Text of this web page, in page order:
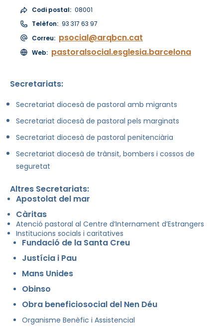
Codi postal: 08001
Telèfon: 93 317 63 97
Correu: psocial@arqbcn.cat
Web: pastoralsocial.esglesia.barcelona
Secretariats:
Secretariat diocesà de pastoral amb migrants
Secretariat diocesà de pastoral pels marginats
Secretariat diocesà de pastoral penitenciària
Secretariat diocesà de trànsit, bombers i cossos de
seguretat
Altres Secretariats:
Apostolat del mar
Càritas
Atenció pastoral al Centre d’Internament d’Estrangers
Institucions socials i caritatives
Fundació de la Santa Creu
Justícia i Pau
Mans Unides
Obinso
Obra beneficiosocial del Nen Déu
Organisme Benèfic i Assistencial